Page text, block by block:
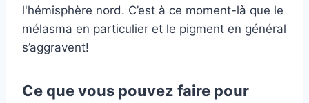
l'hémisphère nord. C’est à ce moment-là que le
mélasma en particulier et le pigment en général
s’aggravent!
Ce que vous pouvez faire pour